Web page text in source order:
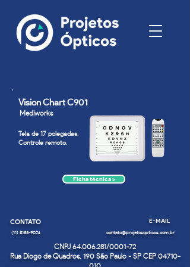
Vision ChartC901
Mediworks
Tela de 17 polegadas.
Controle remoto.
Ficha técnica >
CONTATO
(11) 5183-9074
E-MAIL
contato@projetosopticos.com.br
CNPJ 64.006.281/0001-72
Rua Diogo de Quadros, 190 São Paulo - SP CEP 04710-